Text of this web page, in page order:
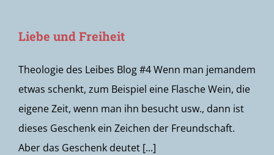
Liebe und Freiheit
Theologie des Leibes Blog #4 Wenn man jemandem
etwas schenkt, zum Beispiel eine Flasche Wein, die
eigene Zeit, wenn man ihn besucht usw., dann ist
dieses Geschenk ein Zeichen der Freundschaft.
Aber das Geschenk deutet [...]